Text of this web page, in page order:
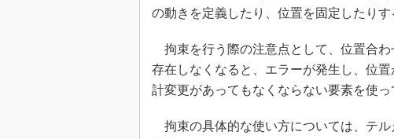
の動きを定義したり、位置を固定したりす
拘束を行う際の注意点として、位置合
存在しなくなると、エラーが発生し、位
計変更があってもなくならない要素を使
拘束の具体的な使い方については、テル